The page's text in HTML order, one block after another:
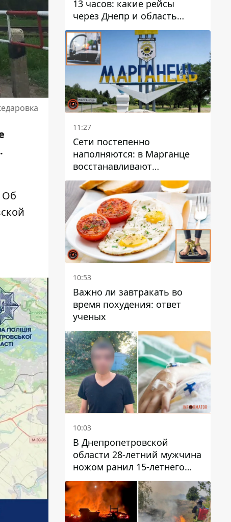
Об
13 часов: какие рейсы
через Днепр и область
выбились из графика
11:27
Сети постепенно
наполняются: в Марганце
восстанавливают
водоснабжение
10:53
Важно ли завтракать во
время похудения: ответ
ученых
10:03
В Днепропетровской
области 28-летний мужчина
ножом ранил 15-летнего
парня